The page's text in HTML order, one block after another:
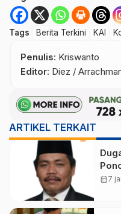
Tags Berita Terkini KAI
Penulis: Kriswanto
Editor: Diez /
ARTIKEL TERKAIT
calendar_month7